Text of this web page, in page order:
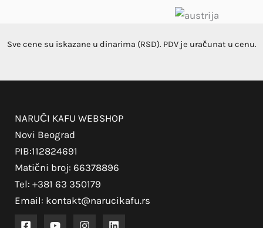
Sve cene su iskazane u dinarima (RSD). PDV je uračunat u cenu.
NARUČI KAFU WEBSHOP
Novi Beograd
PIB:112824691
Matični broj: 66378896
Tel: +381 63 350179
Email: kontakt@narucikafu.rs